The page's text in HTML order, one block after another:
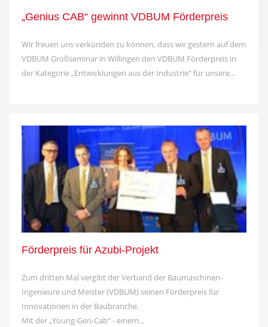
„Genius CAB“ gewinnt VDBUM Förderpreis
Wir freuen uns verkünden zu können, dass wir gestern auf dem
VDBUM Großseminar in Willingen den VDBUM Förderpreis in
der Kategorie „Entwicklungen aus der Industrie“ für unsere...
Förderpreis für Azubi-Projekt
Zum dritten Mal vergibt der Verband der Baumaschinen-
Ingenieure und Meister (VDBUM) seinen Förderpreis für
Innovationen in der Baubranche.
Mit der „Young-Gen-Cab“ - einem...